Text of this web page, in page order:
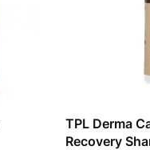
TPL Derma
Recovery